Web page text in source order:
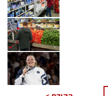
השקעות למתקדמים
שאלה אחת ביום